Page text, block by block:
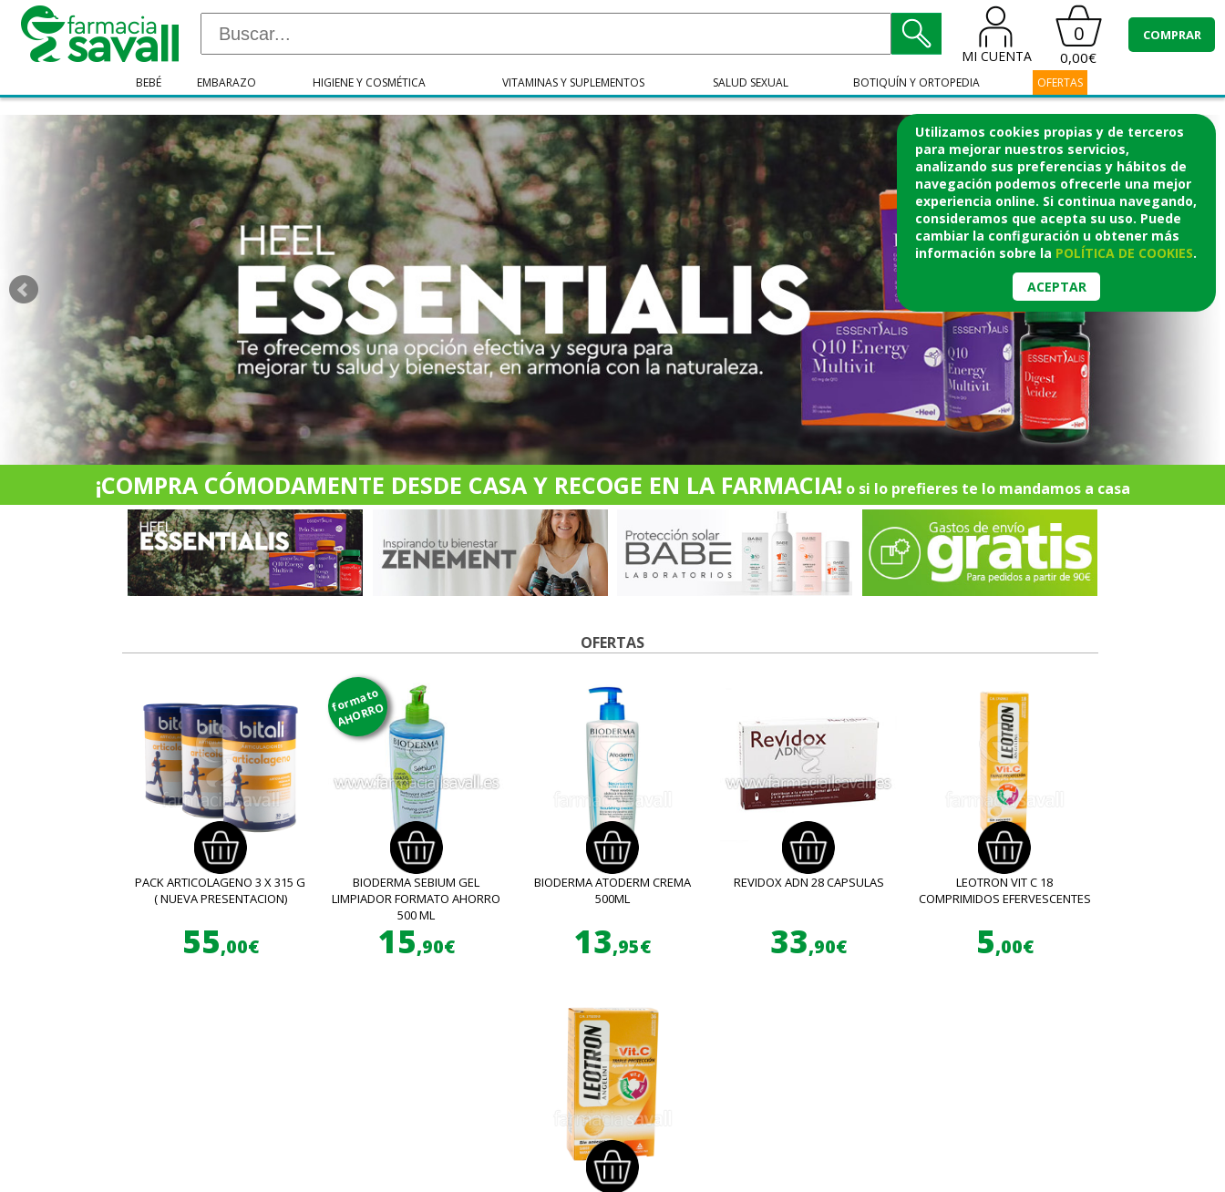
Utilizamos cookies propias y de terceros
para mejorar nuestros servicios,
analizando sus preferencias y hábitos de
navegación podemos ofrecerle una mejor
experiencia online. Si continua navegando,
consideramos que acepta su uso. Puede
cambiar la configuración u obtener más
información sobre la POLÍTICA DE COOKIES.
ACEPTAR
MI CUENTA
0
0,00€
COMPRAR
BEBÉ EMBARAZO HIGIENE Y COSMÉTICA VITAMINAS Y SUPLEMENTOS SALUD SEXUAL BOTIQUÍN Y ORTOPEDIA OFERTAS
¡COMPRA CÓMODAMENTE DESDE CASA Y RECOGE EN LA FARMACIA! o si lo prefieres te lo mandamos a casa
OFERTAS
PACK ARTICOLAGENO 3 X 315 G
( NUEVA PRESENTACION)
55,00€
formato
AHORRO
BIODERMA SEBIUM GEL
LIMPIADOR FORMATO AHORRO
500 ML
15,90€
BIODERMA ATODERM CREMA
500ML
13,95€
REVIDOX ADN 28 CAPSULAS
33,90€
LEOTRON VIT C 18
COMPRIMIDOS EFERVESCENTES
5,00€